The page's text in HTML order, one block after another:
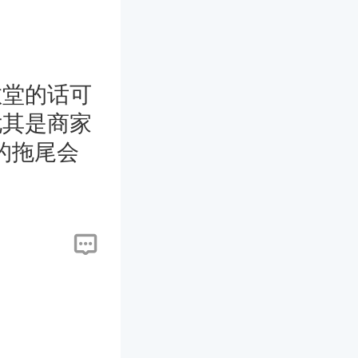
的话可
是商家
拖尾会
婚纱
我们在
方面